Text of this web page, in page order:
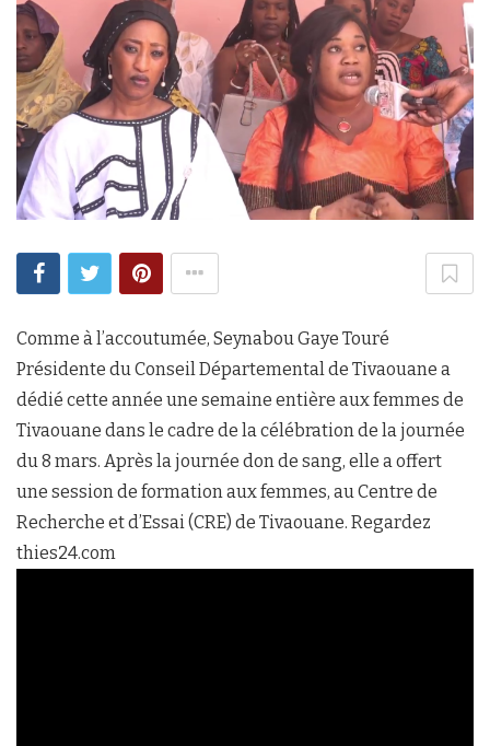
Comme à l’accoutumée, Seynabou Gaye Touré
Présidente du Conseil Départemental de Tivaouane a
dédié cette année une semaine entière aux femmes de
Tivaouane dans le cadre de la célébration de la journée
du 8 mars. Après la journée don de sang, elle a offert
une session de formation aux femmes, au Centre de
Recherche et d’Essai (CRE) de Tivaouane. Regardez
thies24.com